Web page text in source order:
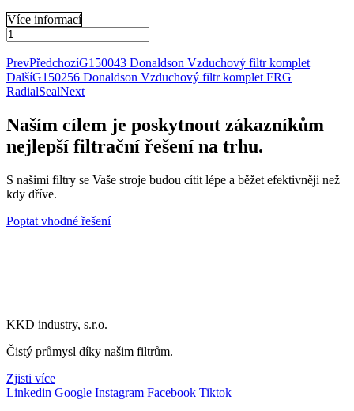
Více informací
1KDFF0078
Odvzdušňovač
komplet
bulk
množství
PrevPředchozíG150043 Donaldson Vzduchový filtr komplet
DalšíG150256 Donaldson Vzduchový filtr komplet FRG
RadialSealNext
Naším cílem je poskytnout zákazníkům
nejlepší filtrační řešení na trhu.
S našimi filtry se Vaše stroje budou cítit lépe a běžet efektivněji než
kdy dříve.
Poptat vhodné řešení
KKD industry, s.r.o.
Čistý průmysl díky našim filtrům.
Zjisti více
Linkedin Google Instagram Facebook Tiktok